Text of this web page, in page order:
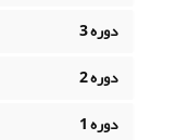
دوره 3
دوره 2
دوره 1